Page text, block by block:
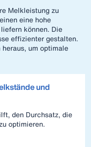
Melkleistung zu
eine hohe
können. Die
effizienter gestalten.
um optimale
und
den Durchsatz, die
optimieren.